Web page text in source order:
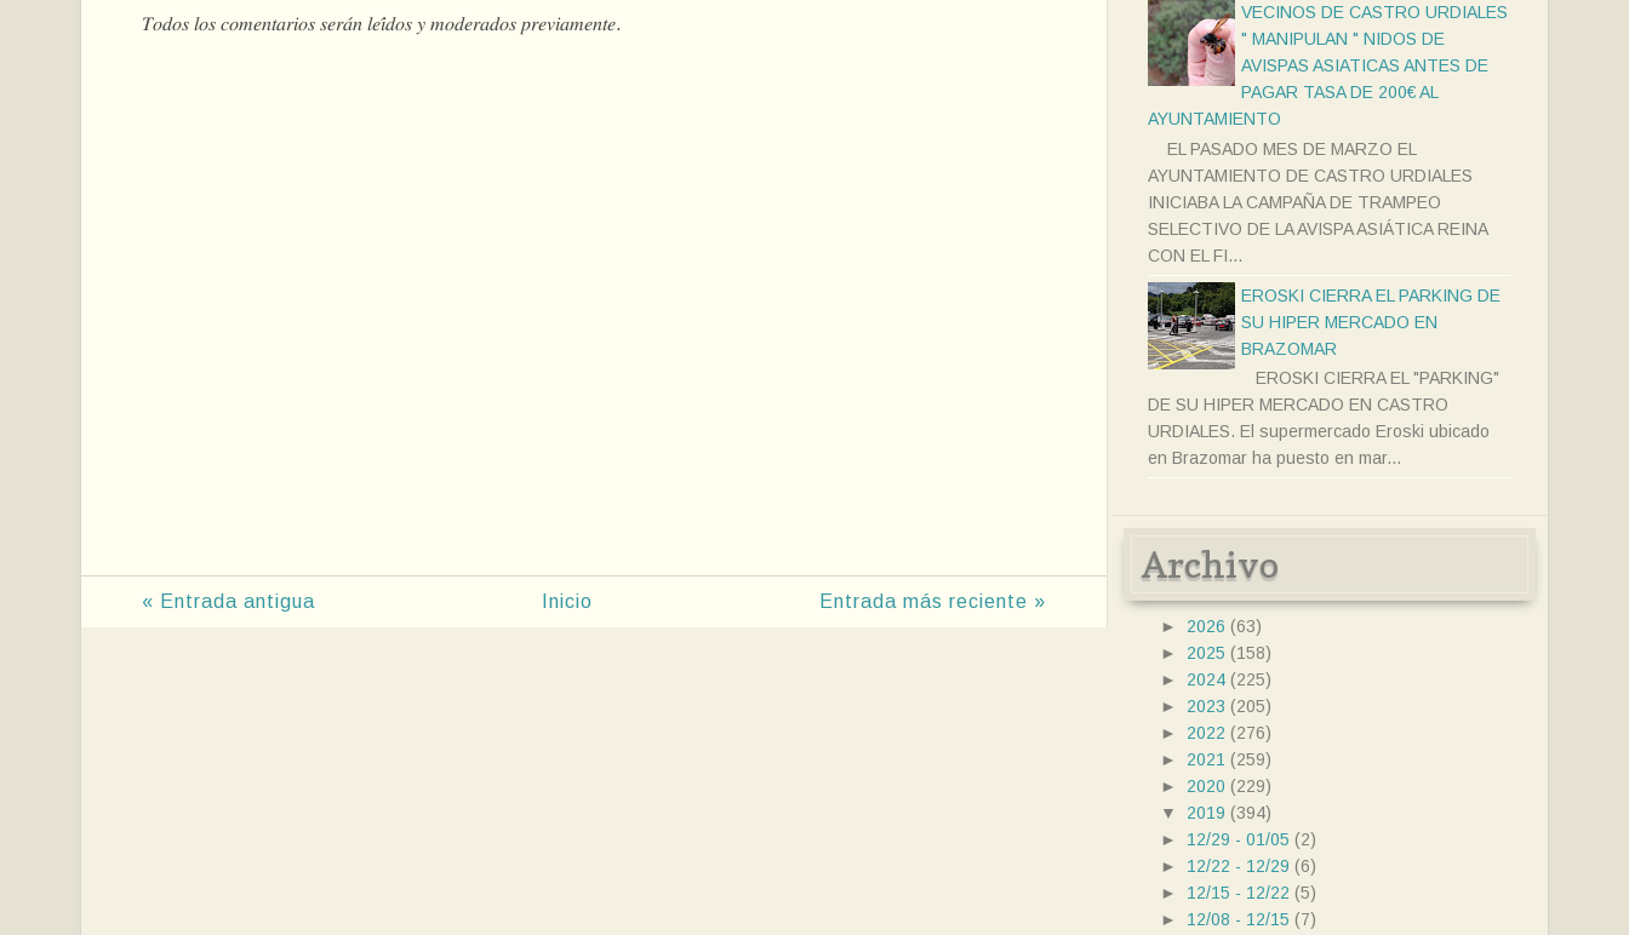
𝑇𝑜𝑑𝑜𝑠 𝑙𝑜𝑠 𝑐𝑜𝑚𝑒𝑛𝑡𝑎𝑟𝑖𝑜𝑠 𝑠𝑒𝑟𝑎́𝑛 𝑙𝑒𝑖́𝑑𝑜𝑠 𝑦 𝑚𝑜𝑑𝑒𝑟𝑎𝑑𝑜𝑠 𝑝𝑟𝑒𝑣𝑖𝑎𝑚𝑒𝑛𝑡𝑒.
Entrada más reciente »
« Entrada antigua Inicio
VECINOS DE CASTRO URDIALES
" MANIPULAN " NIDOS DE
AVISPAS ASIATICAS ANTES DE
PAGAR TASA DE 200€ AL
AYUNTAMIENTO
EL PASADO MES DE MARZO EL
AYUNTAMIENTO DE CASTRO URDIALES
INICIABA LA CAMPAÑA DE TRAMPEO
SELECTIVO DE LA AVISPA ASIÁTICA REINA
CON EL FI...
EROSKI CIERRA EL PARKING DE
SU HIPER MERCADO EN
BRAZOMAR
EROSKI CIERRA EL "PARKING"
DE SU HIPER MERCADO EN CASTRO
URDIALES. El supermercado Eroski ubicado
en Brazomar ha puesto en mar...
Archivo
► 2026 (63)
► 2025 (158)
► 2024 (225)
► 2023 (205)
► 2022 (276)
► 2021 (259)
► 2020 (229)
▼
2019 (394)
► 12/29 - 01/05 (2)
► 12/22 - 12/29 (6)
► 12/15 - 12/22 (5)
► 12/08 - 12/15 (7)